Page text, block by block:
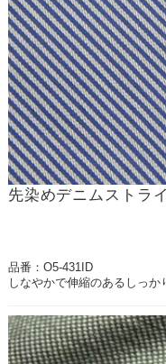
先染めデニムストラ
品番：O5-431ID
しなやかで伸縮のあるしっか